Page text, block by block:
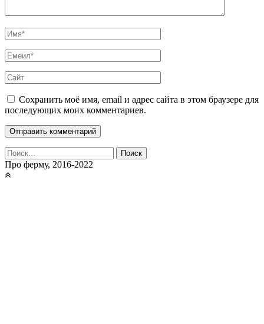
Сохранить моё имя, email и адрес сайта в этом браузере для
последующих моих комментариев.
Найти:
Про ферму, 2016-2022